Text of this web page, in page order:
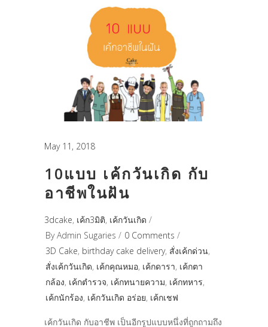
May 11, 2018
10แบบ เค้กวันเกิด กับ
อาชีพในฝัน
3dcake, เค้ก3มิติ, เค้กวันเกิด
ByAdmin Sugaries
0 Comments
3D Cake, birthday cake delivery, สั่งเค้กด่วน,
สั่งเค้กวันเกิด, เค้กคุณหมอ, เค้กดารา, เค้กตา
กล้อง, เค้กตำรวจ, เค้กทนายความ, เค้กทหาร,
เค้กนักร้อง, เค้กวันเกิด อร่อย, เค้กเชฟ
เค้กวันเกิด กับอาชีพ เป็นอีกรูปแบบหนึ่งที่ถูกถามถึง